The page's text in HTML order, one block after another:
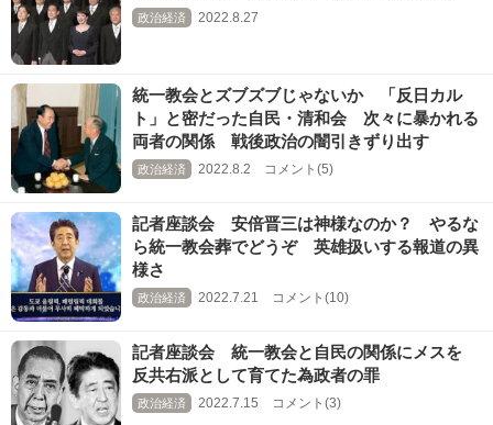
政治経済 2022.8.27
統一教会とズブズブじゃないか 「反日カル
ト」と密だった自民・清和会 次々に暴かれる
両者の関係 戦後政治の闇引きずり出す
政治経済 2022.8.2 コメント(5)
記者座談会 安倍晋三は神様なのか？ やるな
ら統一教会葬でどうぞ 英雄扱いする報道の異
様さ
政治経済 2022.7.21 コメント(10)
記者座談会 統一教会と自民の関係にメスを
反共右派として育てた為政者の罪
政治経済 2022.7.15 コメント(3)